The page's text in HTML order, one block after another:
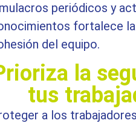
periódicos y
fortalece
del equipo.
la
tus
a los